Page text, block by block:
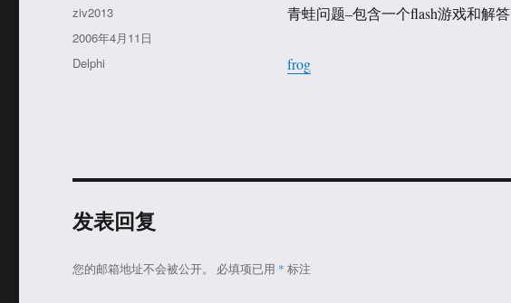
青蛙问题–包含一个flash游戏和解答
frog
作
者
ziv2013
发
布
2006年4月11日
分
Delphi
发表回复
您的邮箱地址不会被公开。 必填项已用 * 标注